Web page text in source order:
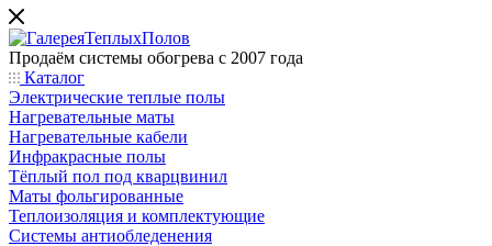
Продаём системы обогрева с 2007 года
Каталог
Электрические теплые полы
Нагревательные маты
Нагревательные кабели
Инфракрасные полы
Тёплый пол под кварцвинил
Маты фольгированные
Теплоизоляция и комплектующие
Системы антиобледенения